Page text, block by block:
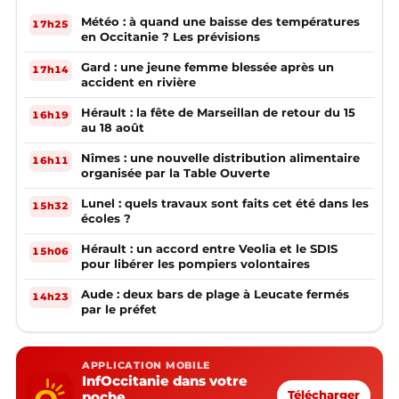
17h25
Météo : à quand une baisse des températures
en Occitanie ? Les prévisions
17h14
Gard : une jeune femme blessée après un
accident en rivière
16h19
Hérault : la fête de Marseillan de retour du 15
au 18 août
16h11
Nîmes : une nouvelle distribution alimentaire
organisée par la Table Ouverte
15h32
Lunel : quels travaux sont faits cet été dans les
écoles ?
15h06
Hérault : un accord entre Veolia et le SDIS
pour libérer les pompiers volontaires
14h23
Aude : deux bars de plage à Leucate fermés
par le préfet
APPLICATION MOBILE
InfOccitanie dans votre
Télécharger